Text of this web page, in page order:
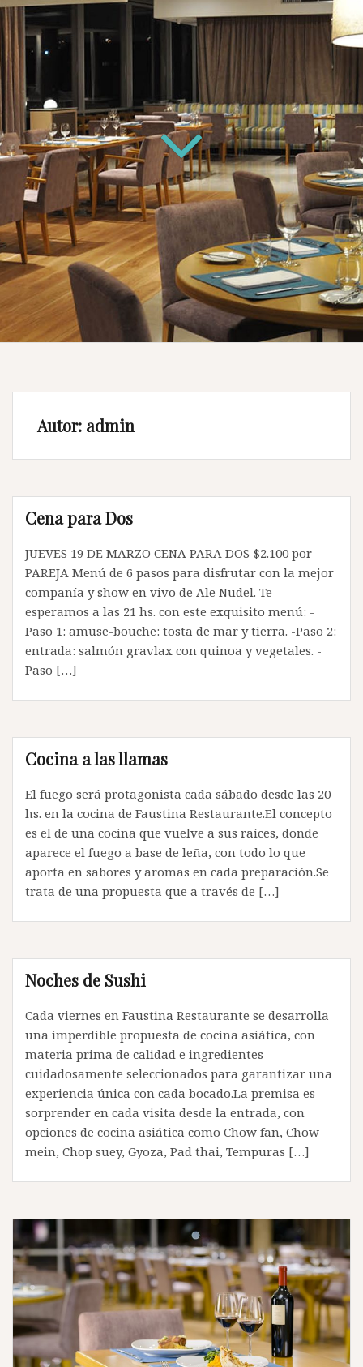
Autor: admin
Cena para Dos
JUEVES 19 DE MARZO CENA PARA DOS $2.100 por
PAREJA Menú de 6 pasos para disfrutar con la mejor
compañía y show en vivo de Ale Nudel. Te
esperamos a las 21 hs. con este exquisito menú: -
Paso 1: amuse-bouche: tosta de mar y tierra. -Paso 2:
entrada: salmón gravlax con quinoa y vegetales. -
Paso […]
Cocina a las llamas
El fuego será protagonista cada sábado desde las 20
hs. en la cocina de Faustina Restaurante.El concepto
es el de una cocina que vuelve a sus raíces, donde
aparece el fuego a base de leña, con todo lo que
aporta en sabores y aromas en cada preparación.Se
trata de una propuesta que a través de […]
Noches de Sushi
Cada viernes en Faustina Restaurante se desarrolla
una imperdible propuesta de cocina asiática, con
materia prima de calidad e ingredientes
cuidadosamente seleccionados para garantizar una
experiencia única con cada bocado.La premisa es
sorprender en cada visita desde la entrada, con
opciones de cocina asiática como Chow fan, Chow
mein, Chop suey, Gyoza, Pad thai, Tempuras […]